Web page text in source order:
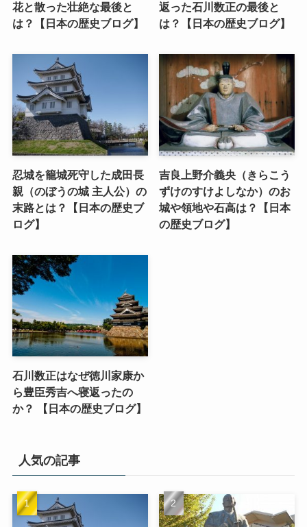
花と散った壮絶な最後と
は？【日本の歴史ブログ】
返った石川数正の最後と
は？【日本の歴史ブログ】
忍城を籠城死守した成田長
親（のぼうの城 主人公）の
末路とは？【日本の歴史ブ
ログ】
吉良上野介義央（きらこう
ずけのすけよしなか）のお
城や領地や石高は？【日本
の歴史ブログ】
石川数正はなぜ徳川家康か
ら豊臣秀吉へ寝返ったの
か？ 【日本の歴史ブログ】
人気の記事